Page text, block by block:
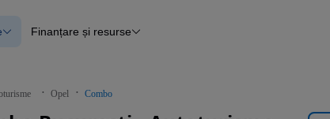
Blog Autovit.ro
Finanțare și resurse
Opel Combo